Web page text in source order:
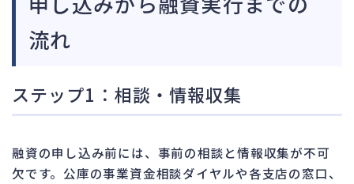
流れ
ステップ1：相談・情報収集
融資の申し込み前には、事前の相談と情報収集が不可
欠です。公庫の事業資金相談ダイヤルや各支店の窓口、